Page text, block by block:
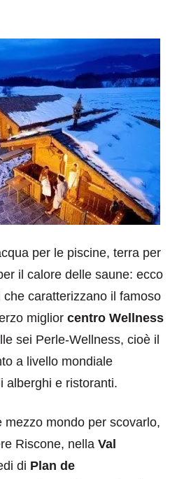
per le piscine, terra per
il calore delle saune: ecco
caratterizzano il famoso
miglior centro Wellness
sei Perle-Wellness, cioè il
a livello mondiale
alberghi e ristoranti.
mezzo mondo per scovarlo,
Riscone, nella Val
di Plan de